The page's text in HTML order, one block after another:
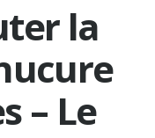
la
– Le